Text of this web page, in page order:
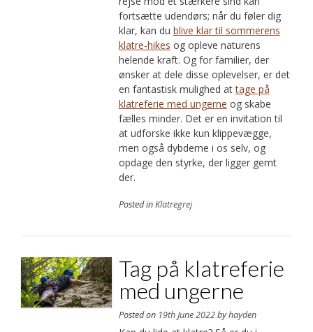
fortsætte udendørs; når du føler dig
klar, kan du blive klar til sommerens
klatre-hikes og opleve naturens
helende kraft. Og for familier, der
ønsker at dele disse oplevelser, er det
en fantastisk mulighed attage på
klatreferie med ungerne og skabe
fælles minder. Det er en invitation til
at udforske ikke kun klippevægge,
men også dybderne i os selv, og
opdage den styrke, der ligger gemt
der.
Posted inKlatregrej
Tag på klatreferie
med ungerne
Posted on 19th June 2022byhayden